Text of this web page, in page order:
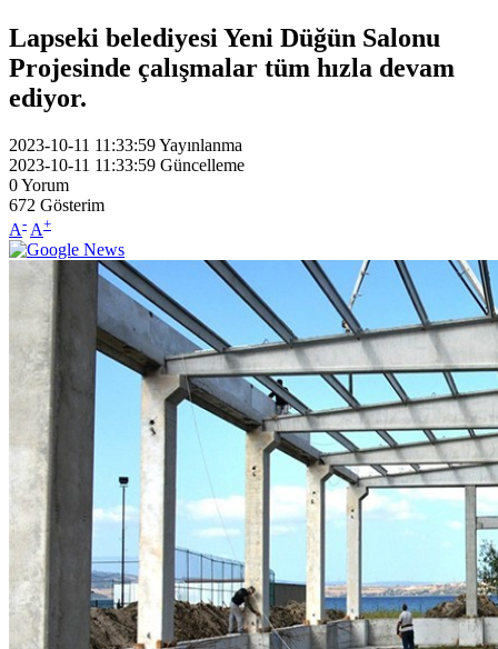
Lapseki belediyesi Yeni Düğün Salonu
Projesinde çalışmalar tüm hızla devam
ediyor.
2023-10-11 11:33:59Yayınlanma
2023-10-11 11:33:59 Güncelleme
0Yorum
672 Gösterim
A- A+